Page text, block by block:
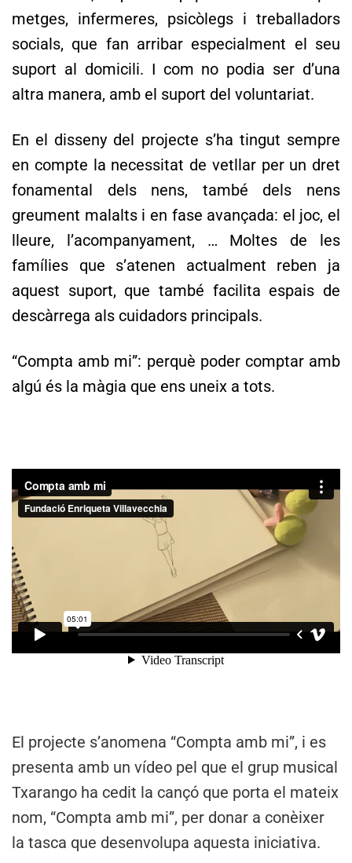
metges, infermeres, psicòlegs i treballadors
socials, que fan arribar especialment el seu
suport al domicili. I com no podia ser d’una
altra manera, amb el suport del voluntariat.
En el disseny del projecte s’ha tingut sempre
en compte la necessitat de vetllar per un dret
fonamental dels nens, també dels nens
greument malalts i en fase avançada: el joc, el
lleure, l’acompanyament, … Moltes de les
famílies que s’atenen actualment reben ja
aquest suport, que també facilita espais de
descàrrega als cuidadors principals.
“Compta amb mi”: perquè poder comptar amb
algú és la màgia que ens uneix a tots.
El projecte s’anomena “Compta amb mi”, i es
presenta amb un vídeo pel que el grup musical
Txarango ha cedit la cançó que porta el mateix
nom, “Compta amb mi”, per donar a conèixer
la tasca que desenvolupa aquesta iniciativa.